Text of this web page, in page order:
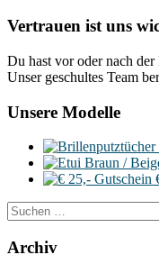
Vertrauen ist uns
Du hast vor oder nach
Unser geschultes Team
Unsere Modelle
Suchen
nach:
Archiv